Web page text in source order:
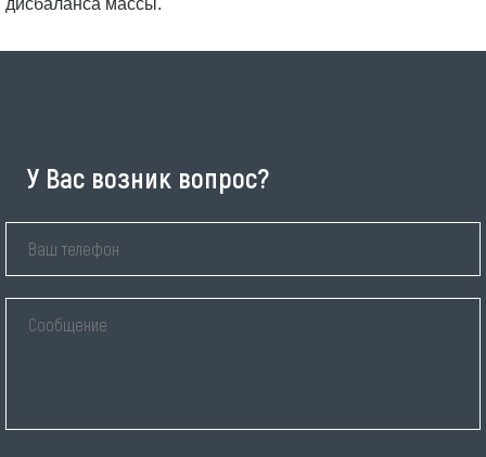
дисбаланса массы.
У Вас возник вопрос?